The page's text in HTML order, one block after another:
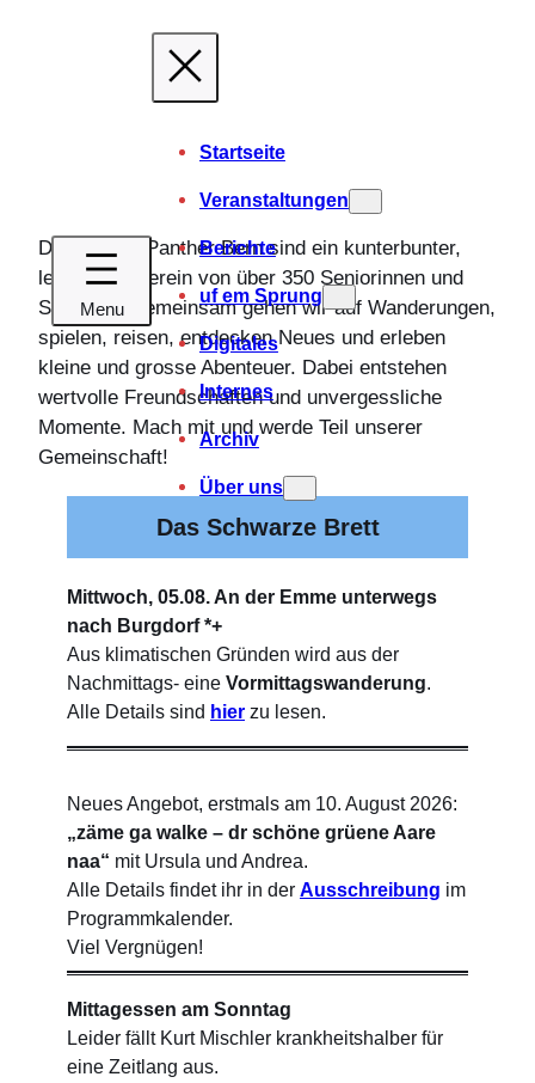
Startseite
Veranstaltungen
Berichte
uf em Sprung
Digitales
Internes
Archiv
Über uns
Die Grauen Panther Bern sind ein kunterbunter,
lebendiger Verein von über 350 Seniorinnen und
Senioren. Gemeinsam gehen wir auf Wanderungen,
spielen, reisen, entdecken Neues und erleben
kleine und grosse Abenteuer. Dabei entstehen
wertvolle Freundschaften und unvergessliche
Momente. Mach mit und werde Teil unserer
Gemeinschaft!
Das Schwarze Brett
Mittwoch, 05.08. An der Emme unterwegs
nach Burgdorf *+
Aus klimatischen Gründen wird aus der
Nachmittags- eine Vormittagswanderung.
Alle Details sind hier zu lesen.
Neues Angebot, erstmals am 10. August 2026:
„zäme ga walke – dr schöne grüene Aare
naa“ mit Ursula und Andrea.
Alle Details findet ihr in der Ausschreibung im
Programmkalender.
Viel Vergnügen!
Mittagessen am Sonntag
Leider fällt Kurt Mischler krankheitshalber für
eine Zeitlang aus.